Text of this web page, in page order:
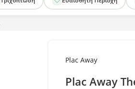
Plac Away
Plac Away